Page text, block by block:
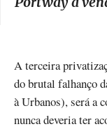
A terceira
do brutal falhanço
à Urbanos), será a
nunca deveria ter